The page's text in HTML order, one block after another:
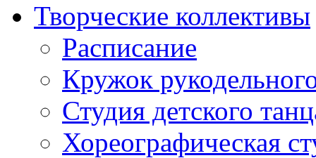
Творческие коллективы
Расписание
Кружок
Студия детского
Хореографическая